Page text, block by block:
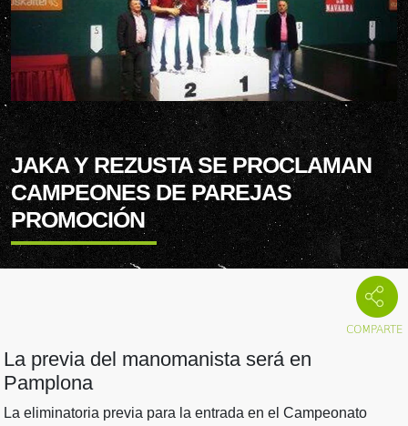
JAKA Y REZUSTA SE PROCLAMAN
CAMPEONES DE PAREJAS
PROMOCIÓN
La previa del manomanista será en
Pamplona
La eliminatoria previa para la entrada en el Campeonato